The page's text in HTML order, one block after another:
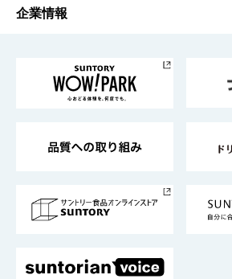
栄養成分一覧
工場見学
地域情報
サントリーホール
サントリーサンバーズ大阪
サステナビリティTOP
サントリーが考えるサステナビリ
企業情報
企業概要
採用情報